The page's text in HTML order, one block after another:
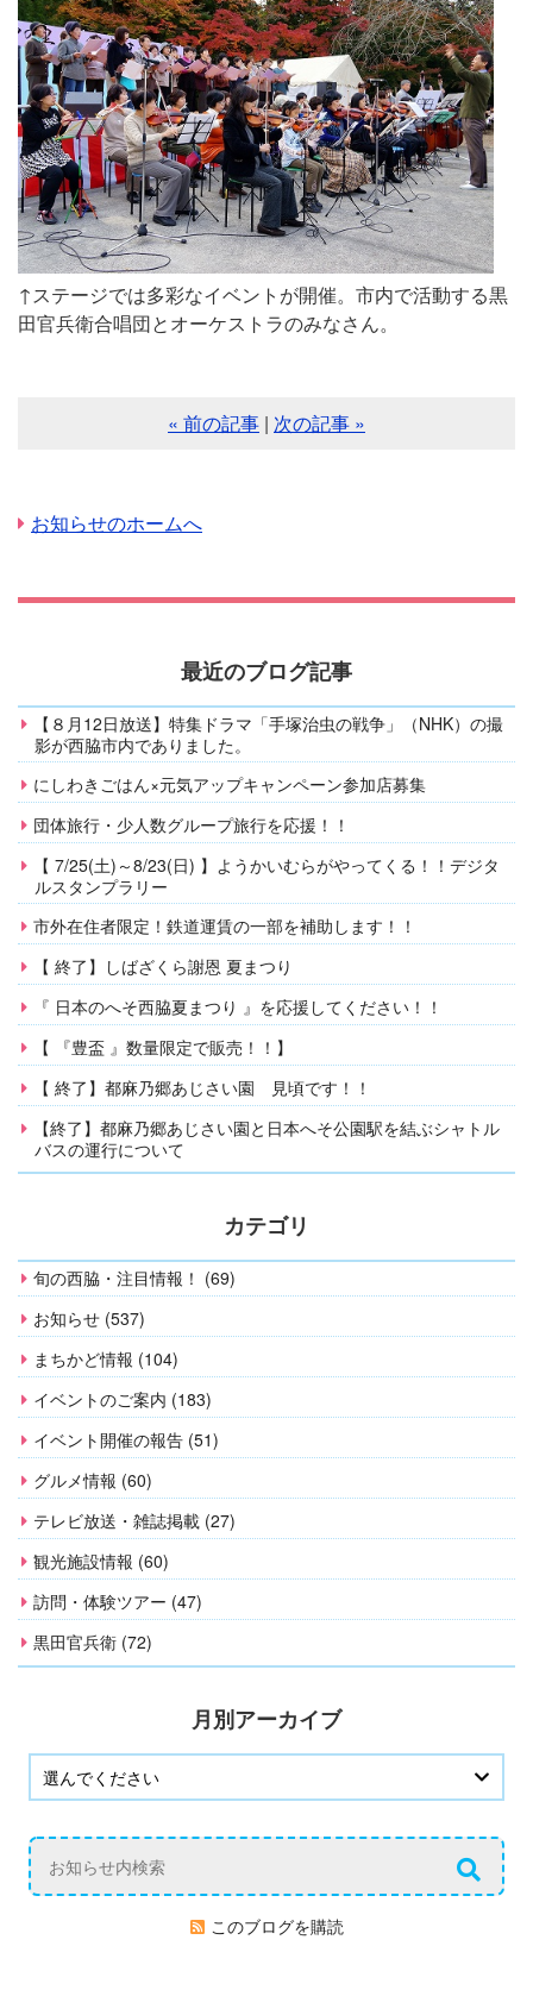
↑ステージでは多彩なイベントが開催。市内で活動する黒
田官兵衛合唱団とオーケストラのみなさん。
« 前の記事 | 次の記事 »
お知らせのホームへ
最近のブログ記事
【８月12日放送】特集ドラマ「手塚治虫の戦争」（NHK）の撮
影が西脇市内でありました。
にしわきごはん×元気アップキャンペーン参加店募集
団体旅行・少人数グループ旅行を応援！！
【 7/25(土)～8/23(日) 】ようかいむらがやってくる！！デジタ
ルスタンプラリー
市外在住者限定！鉄道運賃の一部を補助します！！
【 終了】しばざくら謝恩 夏まつり
『 日本のへそ西脇夏まつり 』を応援してください！！
【 『豊盃 』数量限定で販売！！】
【 終了】都麻乃郷あじさい園 見頃です！！
【終了】都麻乃郷あじさい園と日本へそ公園駅を結ぶシャトル
バスの運行について
カテゴリ
旬の西脇・注目情報！ (69)
お知らせ (537)
まちかど情報 (104)
イベントのご案内 (183)
イベント開催の報告 (51)
グルメ情報 (60)
テレビ放送・雑誌掲載 (27)
観光施設情報 (60)
訪問・体験ツアー (47)
黒田官兵衛 (72)
月別アーカイブ
このブログを購読